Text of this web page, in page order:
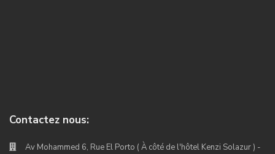
Contactez nous:
Av Mohammed 6, Rue El Porto ( À côté de l'hôtel Kenzi Solazur ) -